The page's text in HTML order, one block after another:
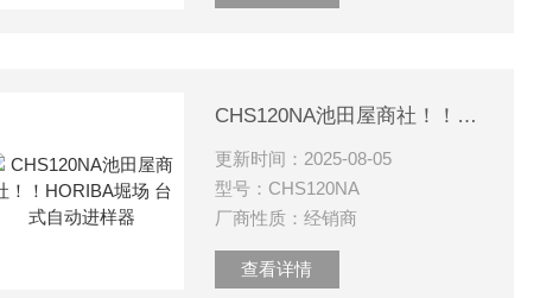
CHS120NA池田屋商社！！HORIBA堀场 台式自动进样器
更新时间：2025-08-05
型号：CHS120NA
厂商性质：经销商
查看详情